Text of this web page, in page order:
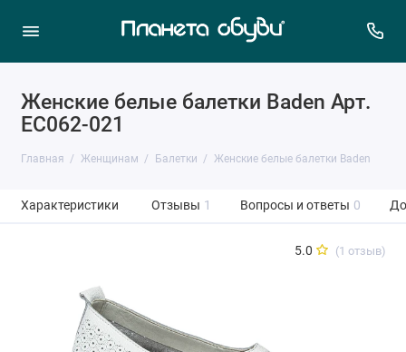
Женские белые балетки Baden Арт.
EC062-021
Главная Женщинам Балетки Женские белые балетки Baden
Характеристики Отзывы 1 Вопросы и ответы 0
5.0 (1 отзыв)